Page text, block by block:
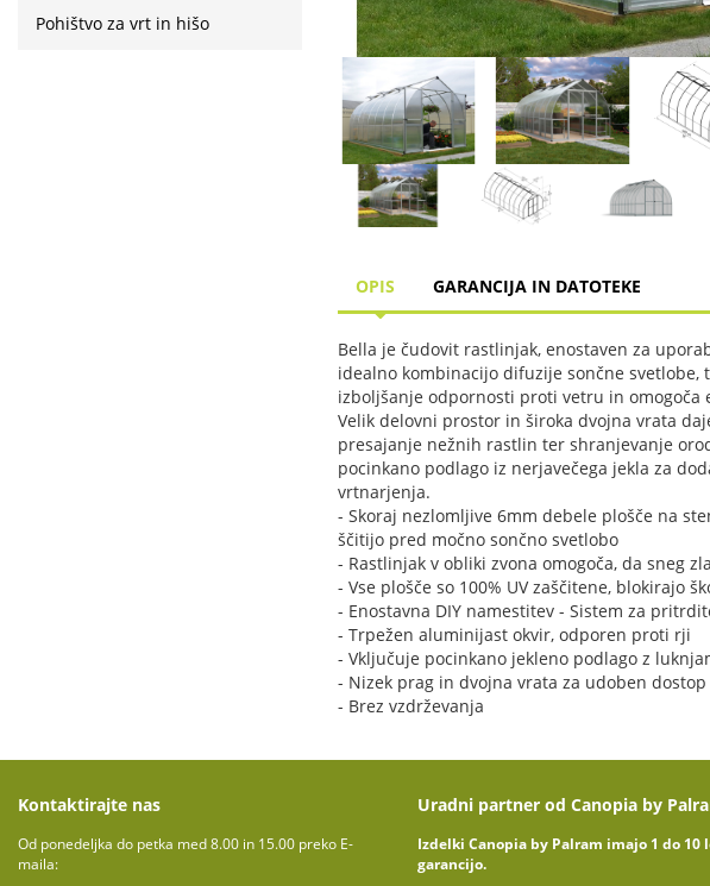
Pohištvo za vrt in hišo
OPIS GARANCIJA IN DATOTEKE
Bella je čudovit rastlinjak, enostaven za
idealno kombinacijo difuzije sončne svetlobe,
izboljšanje odpornosti proti vetru in omogoča
Velik delovni prostor in široka dvojna vrata
presajanje nežnih rastlin ter shranjevanje
pocinkano podlago iz nerjavečega jekla za
vrtnarjenja.
- Skoraj nezlomljive 6mm debele plošče na
ščitijo pred močno sončno svetlobo
- Rastlinjak v obliki zvona omogoča, da sneg
- Vse plošče so 100% UV zaščitene, blokirajo
- Enostavna DIY namestitev - Sistem za
- Trpežen aluminijast okvir, odporen proti rji
- Vključuje pocinkano jekleno podlago z
- Nizek prag in dvojna vrata za udoben dostop
- Brez vzdrževanja
Kontaktirajte nas
Od ponedeljka do petka med 8.00 in 15.00 preko E-
maila:
Uradni partner od Canopia by
Izdelki Canopia by Palram imajo 1 do 10
garancijo.